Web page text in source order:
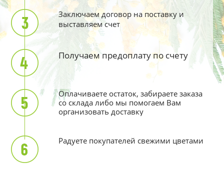
Заключаем договор на поставку и
выставляем счет
Получаем предоплату по счету
Оплачиваете остаток, забираете заказа
со склада либо мы помогаем Вам
организовать доставку
Радуете покупателей свежими цветами